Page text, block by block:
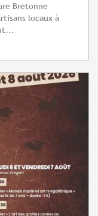
Bretonne
locaux à